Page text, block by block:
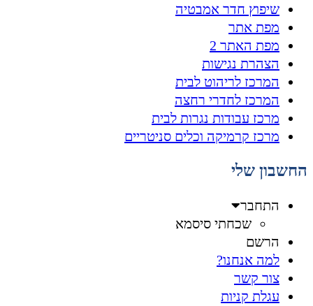
שיפוץ חדר אמבטיה
מפת אתר
מפת האתר 2
הצהרת נגישות
המרכז לריהוט לבית
המרכז לחדרי רחצה
מרכז עבודות נגרות לבית
מרכז קרמיקה וכלים סניטריים
החשבון שלי
התחבר
שכחתי סיסמא
הרשם
למה אנחנו?
צור קשר
עגלת קניות